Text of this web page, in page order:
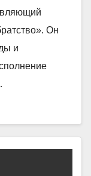
Он
и